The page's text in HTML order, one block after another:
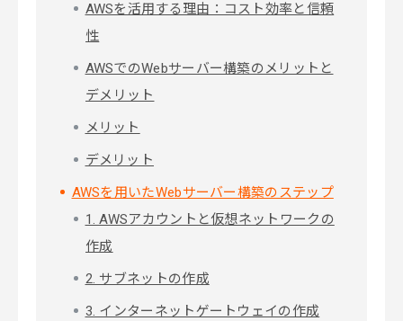
AWSを活用する理由：コスト効率と信頼
性
AWSでのWebサーバー構築のメリットと
デメリット
メリット
デメリット
AWSを用いたWebサーバー構築のステップ
1. AWSアカウントと仮想ネットワークの
作成
2. サブネットの作成
3. インターネットゲートウェイの作成